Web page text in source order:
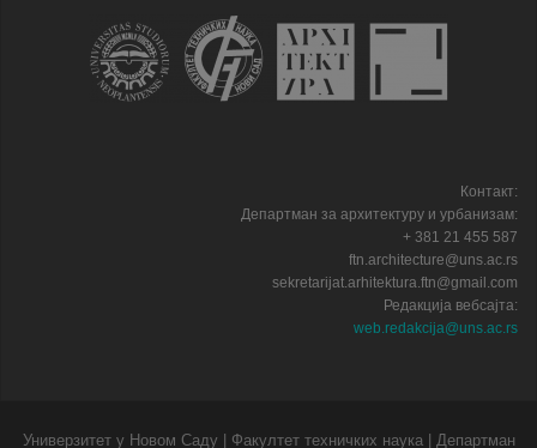
Контакт:
Департман за архитектуру и урбанизам:
+ 381 21 455 587
ftn.architecture@uns.ac.rs
sekretarijat.arhitektura.ftn@gmail.com
Редакција вебсајта:
web.redakcija@uns.ac.rs
Универзитет у Новом Саду | Факултет техничких наука | Департман